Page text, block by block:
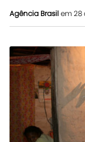
Agência Brasilem 28